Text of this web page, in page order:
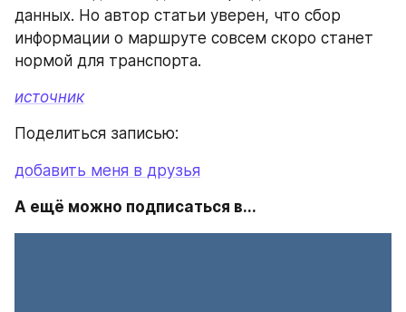
данных. Но автор статьи уверен, что сбор
информации о маршруте совсем скоро станет
нормой для транспорта.
источник
Поделиться записью:
добавить меня в друзья
А ещё можно подписаться в...